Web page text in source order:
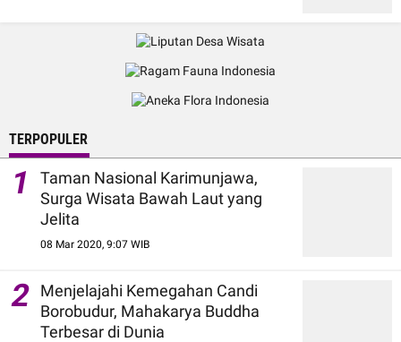
TERPOPULER
1
Taman Nasional Karimunjawa,
Surga Wisata Bawah Laut yang
Jelita
08 Mar 2020, 9:07 WIB
2
Menjelajahi Kemegahan Candi
Borobudur, Mahakarya Buddha
Terbesar di Dunia